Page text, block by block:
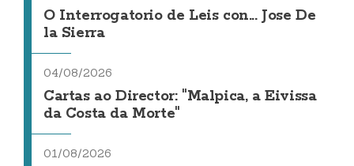
O Interrogatorio de Leis con... Jose De
la Sierra
04/08/2026
Cartas ao Director: "Malpica, a Eivissa
da Costa da Morte"
01/08/2026